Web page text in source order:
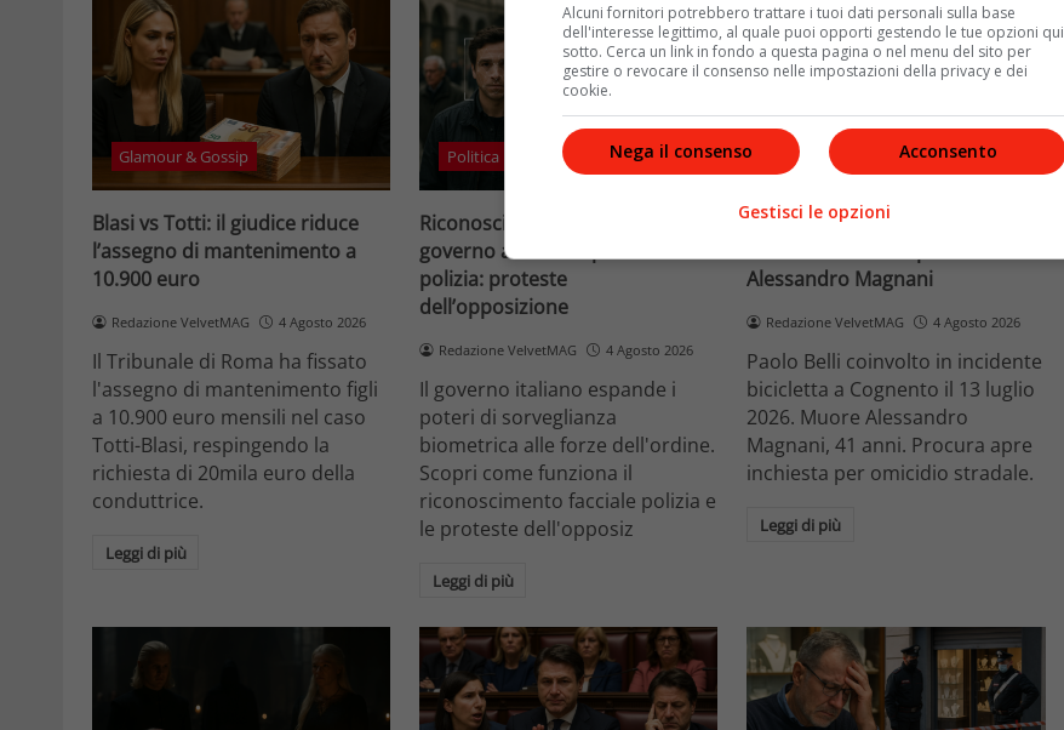
Glamour & Gossip
Blasi vs Totti: il giudice riduce
l’assegno di mantenimento a
10.900 euro
Redazione VelvetMAG 4 Agosto 2026
Il Tribunale di Roma ha fissato
l'assegno di mantenimento figli
a 10.900 euro mensili nel caso
Totti-Blasi, respingendo la
richiesta di 20mila euro della
conduttrice.
Leggi di più
Politica
Riconoscimento facciale, il
governo accelera i poteri alla
polizia: proteste
dell’opposizione
Redazione VelvetMAG 4 Agosto 2026
Il governo italiano espande i
poteri di sorveglianza
biometrica alle forze dell'ordine.
Scopri come funziona il
riconoscimento facciale polizia e
le proteste dell'opposiz
Leggi di più
News
Paolo Belli, tragico incidente in
Alessandro Magnani
Redazione VelvetMAG 4 Agosto 2026
Paolo Belli coinvolto in incidente
bicicletta a Cognento il 13 luglio
2026. Muore Alessandro
Magnani, 41 anni. Procura apre
inchiesta per omicidio stradale.
Leggi di più
Alcuni fornitori potrebbero trattare i tuoi dati personali sulla base
dell'interesse legittimo, al quale puoi opporti gestendo le tue opzioni qui
sotto. Cerca un link in fondo a questa pagina o nel menu del sito per
gestire o revocare il consenso nelle impostazioni della privacy e dei
cookie.
Acconsento
Nega il consenso
Gestisci le opzioni